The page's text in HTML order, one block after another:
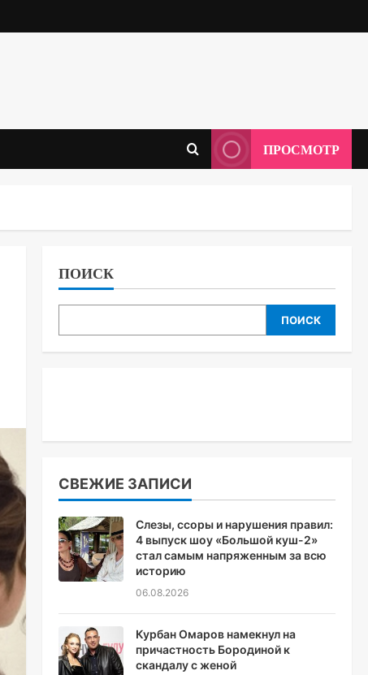
ПРОСМОТР
ПОИСК
ПОИСК
СВЕЖИЕ ЗАПИСИ
Слезы, ссоры и нарушения правил:
4 выпуск шоу «Большой куш-2»
стал самым напряженным за всю
историю
06.08.2026
Курбан Омаров намекнул на
причастность Бородиной к
скандалу с женой